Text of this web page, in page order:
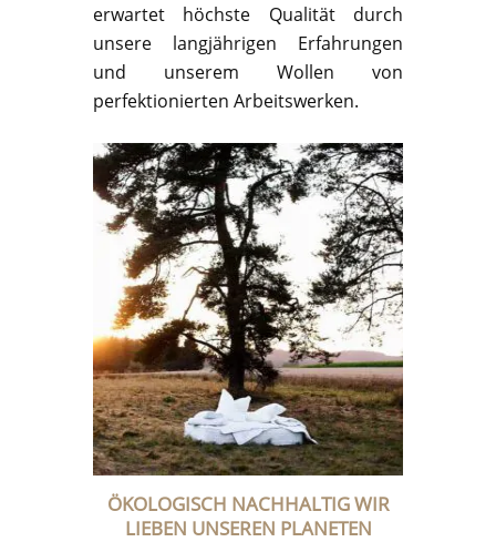
erwartet höchste Qualität durch
unsere langjährigen Erfahrungen
und unserem Wollen von
perfektionierten Arbeitswerken.
ÖKOLOGISCH NACHHALTIG WIR
LIEBEN UNSEREN PLANETEN